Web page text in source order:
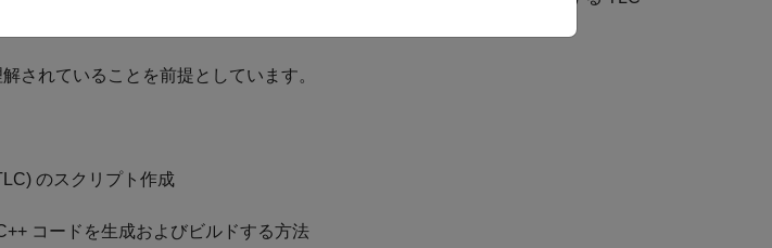
されていることを前提としています。
のスクリプト作成
コードを生成およびビルドする方法